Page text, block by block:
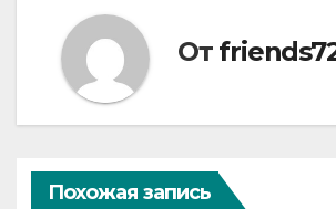
От
Похожая запись